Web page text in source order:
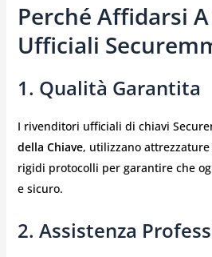
Perché Affidarsi
Ufficiali
1. Qualità Garantita
I rivenditori ufficiali di chiavi
della Chiave, utilizzano
rigidi protocolli per garantire che
e sicuro.
2. Assistenza